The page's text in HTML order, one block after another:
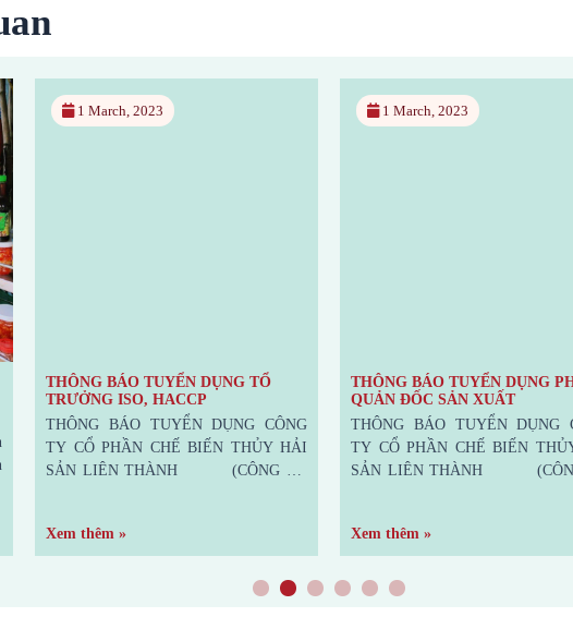
THÔNG BÁO TUYỂN DỤNG TỔ
TRƯỞNG ISO, HACCP
THÔNG BÁO TUYỂN DỤNG CÔNG
TY CỔ PHẦN CHẾ BIẾN THỦY HẢI
SẢN LIÊN THÀNH (CÔNG TY
HACCP : 01 người (ưu tiên nữ) Trình độ
học vấn: 12/12 Trình độ chuyên môn: Đại
Xem thêm »
1 March, 2023
THÔNG BÁO TUYỂN DỤNG
QUẢN ĐỐC SẢN XUẤT
THÔNG BÁO TUYỂN DỤNG
TY CỔ PHẦN CHẾ BIẾN
SẢN LIÊN THÀNH
SẢN XUẤT : 01 người
Trình độ học vấn: 12/12 trở lên
chuyên môn: Đại học
Xem thêm »
1 March, 2023
1 2 3 4 5 6